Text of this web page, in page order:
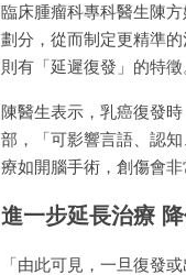
臨床腫瘤科專科醫生陳
劃分，從而制定更精準
則有「延遲復發」的特徵
陳醫生表示，乳癌復發
部，「可影響言語、認
療如開腦手術，創傷會
進一步延長治療
「由此可見，一旦復發